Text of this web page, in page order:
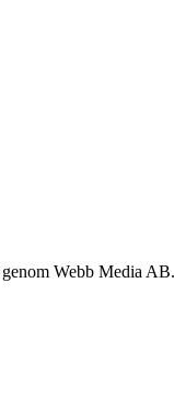
Webb Media